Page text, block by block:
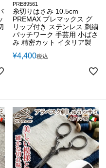
PRE89561
糸切りはさみ 10.5cm
PREMAX プレマックス グ
リップ付き ステンレス 刺繍
パッチワーク 手芸用 小ばさ
み 精密カット イタリア製
¥4,400税込